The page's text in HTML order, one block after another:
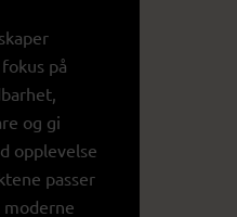
på
og gi
opplevelse
passer